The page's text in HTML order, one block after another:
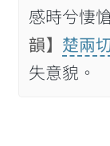
感時兮悽
韻】 楚兩
失意貌。